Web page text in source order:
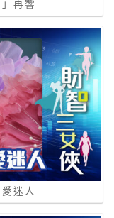
再響
迷人